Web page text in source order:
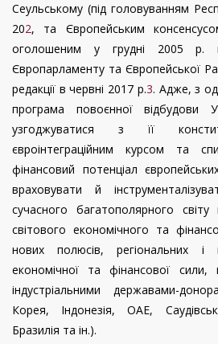
Сеульському (під головуванням
202, та Європейським
оголошеним у грудні 2005 р.
Європарламенту та Європейської
редакції в червні 2017 р.3. Адже, з
програма повоєнної відбудови
узгоджуватися з її
євроінтеграційним курсом та
фінансовий потенціал
враховувати й
сучасного багатополярного світу
світового економічного та
нових полюсів, регіональних і
економічної та фінансової сили,
індустріальними державами-
Корея, Індонезія, ОАЕ,
Бразилія та ін.).